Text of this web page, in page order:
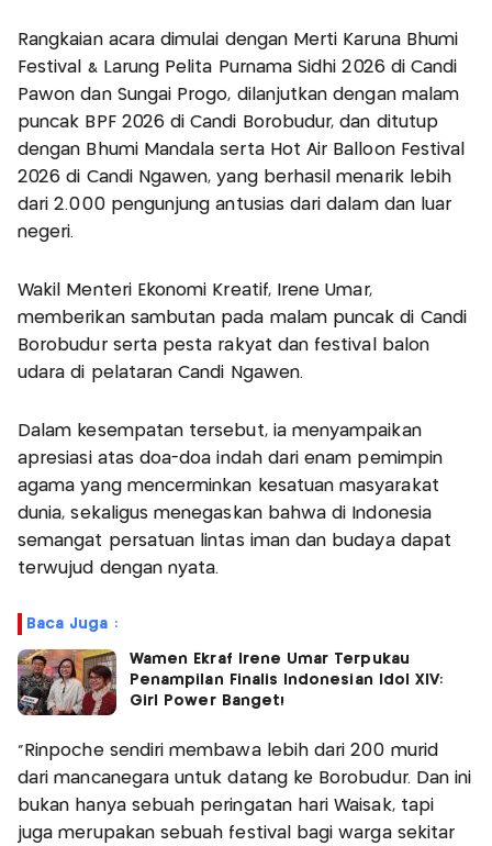
Rangkaian acara dimulai dengan Merti Karuna Bhumi
Festival & Larung Pelita Purnama Sidhi 2026 di Candi
Pawon dan Sungai Progo, dilanjutkan dengan malam
puncak BPF 2026 di Candi Borobudur, dan ditutup
dengan Bhumi Mandala serta Hot Air Balloon Festival
2026 di Candi Ngawen, yang berhasil menarik lebih
dari 2.000 pengunjung antusias dari dalam dan luar
negeri.
Wakil Menteri Ekonomi Kreatif, Irene Umar,
memberikan sambutan pada malam puncak di Candi
Borobudur serta pesta rakyat dan festival balon
udara di pelataran Candi Ngawen.
Dalam kesempatan tersebut, ia menyampaikan
apresiasi atas doa-doa indah dari enam pemimpin
agama yang mencerminkan kesatuan masyarakat
dunia, sekaligus menegaskan bahwa di Indonesia
semangat persatuan lintas iman dan budaya dapat
terwujud dengan nyata.
Baca Juga :
Wamen Ekraf Irene Umar Terpukau
Penampilan Finalis Indonesian Idol XIV:
Girl Power Banget!
"Rinpoche sendiri membawa lebih dari 200 murid
dari mancanegara untuk datang ke Borobudur. Dan ini
bukan hanya sebuah peringatan hari Waisak, tapi
juga merupakan sebuah festival bagi warga sekitar